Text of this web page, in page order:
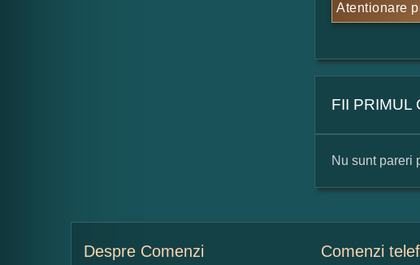
Atentionare
FII PRIMUL
Numele
Nu sunt pareri
Despre Comenzi Comenzi